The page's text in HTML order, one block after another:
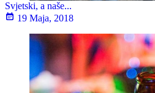
Svjetski, a naše...
19 Maja, 2018